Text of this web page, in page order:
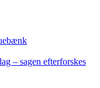
– sagen efterforskes